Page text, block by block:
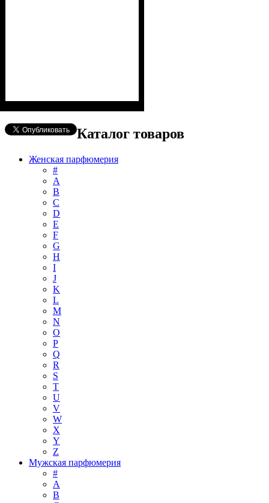
Каталог товаров
Женская парфюмерия
#
А
B
C
D
E
F
G
H
I
J
K
L
M
N
O
P
Q
R
S
T
U
V
W
X
Y
Z
Мужская парфюмерия
#
A
B